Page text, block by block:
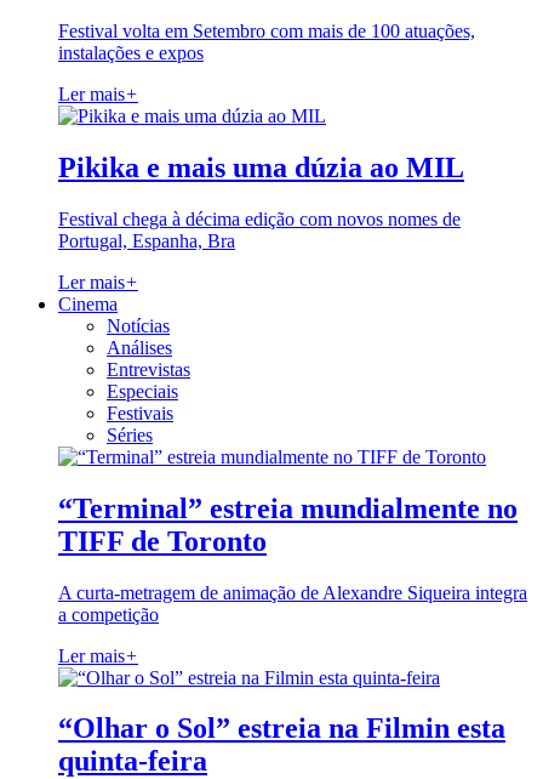
Festival volta em Setembro com mais de 100 atuações,
instalações e expos
Ler mais+
Pikika e mais uma dúzia ao MIL
Festival chega à décima edição com novos nomes de
Portugal, Espanha, Bra
Ler mais+
Cinema
Notícias
Análises
Entrevistas
Especiais
Festivais
Séries
“Terminal” estreia mundialmente no
TIFF de Toronto
A curta-metragem de animação de Alexandre Siqueira integra
a competição
Ler mais+
“Olhar o Sol” estreia na Filmin esta
quinta-feira